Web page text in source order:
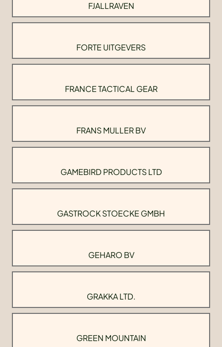
FJALLRAVEN
FORTE UITGEVERS
FRANCE TACTICAL GEAR
FRANS MULLER BV
GAMEBIRD PRODUCTS LTD
GASTROCK STOECKE GMBH
GEHARO BV
GRAKKA LTD.
GREEN MOUNTAIN